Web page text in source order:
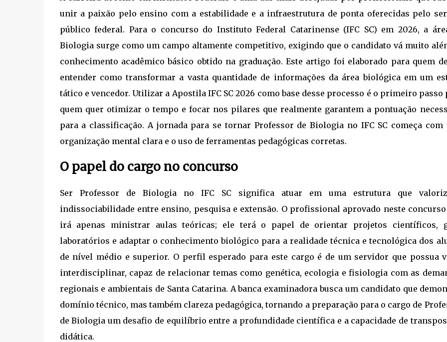
unir a paixão pelo ensino com a estabilidade e a infraestrutura de ponta oferecidas pelo
público federal. Para o concurso do Instituto Federal Catarinense (IFC SC) em 2026, a
Biologia surge como um campo altamente competitivo, exigindo que o candidato vá muito
conhecimento acadêmico básico obtido na graduação. Este artigo foi elaborado para quem
entender como transformar a vasta quantidade de informações da área biológica em um
tático e vencedor. Utilizar a Apostila IFC SC 2026 como base desse processo é o primeiro passo
quem quer otimizar o tempo e focar nos pilares que realmente garantem a pontuação
para a classificação. A jornada para se tornar Professor de Biologia no IFC SC começa com
organização mental clara e o uso de ferramentas pedagógicas corretas.
O papel do cargo no concurso
Ser Professor de Biologia no IFC SC significa atuar em uma estrutura que
indissociabilidade entre ensino, pesquisa e extensão. O profissional aprovado neste
irá apenas ministrar aulas teóricas; ele terá o papel de orientar projetos científicos,
laboratórios e adaptar o conhecimento biológico para a realidade técnica e tecnológica dos
de nível médio e superior. O perfil esperado para este cargo é de um servidor que possua
interdisciplinar, capaz de relacionar temas como genética, ecologia e fisiologia com as
regionais e ambientais de Santa Catarina. A banca examinadora busca um candidato que
domínio técnico, mas também clareza pedagógica, tornando a preparação para o cargo de
de Biologia um desafio de equilíbrio entre a profundidade científica e a capacidade de
didática.